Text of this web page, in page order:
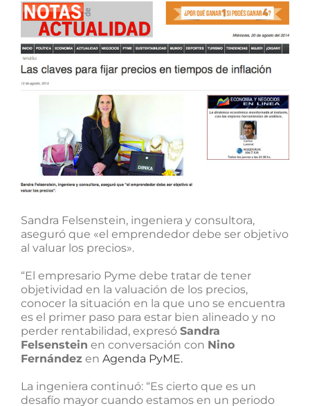
Ver
imagen
más
grande
Sandra Felsenstein, ingeniera y consultora,
aseguró que «el emprendedor debe ser objetivo
al valuar los precios».
“El empresario Pyme debe tratar de tener
objetividad en la valuación de los precios,
conocer la situación en la que uno se encuentra
es el primer paso para estar bien alineado y no
perder rentabilidad, expresó Sandra
Felsenstein en conversación con Nino
Fernández en Agenda PyME.
La ingeniera continuó: “Es cierto que es un
desafío mayor cuando estamos en un periodo